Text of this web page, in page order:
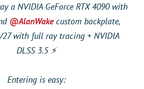
a NVIDIA GeForce RTX 4090 with
@AlanWakecustom backplate,
with full ray tracing + NVIDIA
DLSS 3.5 ⚡
Entering is easy: